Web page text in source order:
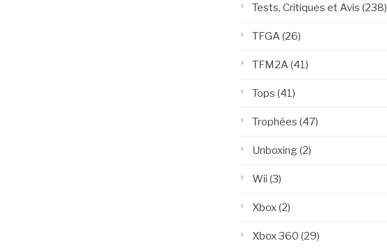
Tests, Critiques et Avis (238)
TFGA (26)
TFM2A (41)
Tops (41)
Trophées (47)
Unboxing(2)
Wii (3)
Xbox(2)
Xbox 360 (29)